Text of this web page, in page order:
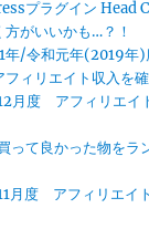
プラグイン Head
方がいいかも…？！
年/令和元年(2019年
フィリエイト収入を
月度 アフィリエ
って良かった物をラ
月度 アフィリエイ